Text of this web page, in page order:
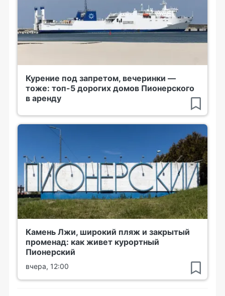
Курение под запретом, вечеринки —
тоже: топ-5 дорогих домов Пионерского
в аренду
Камень Лжи, широкий пляж и закрытый
променад: как живет курортный
Пионерский
вчера, 12:00